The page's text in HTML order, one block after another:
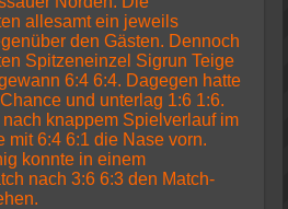
allesamt ein jeweils
den Gästen. Dennoch
Spitzeneinzel Sigrun Teige
6:4 6:4. Dagegen hatte
und unterlag 1:6 1:6.
knappem Spielverlauf im
mit 6:4 6:1 die Nase vorn.
konnte in einem
nach 3:6 6:3 den Match-